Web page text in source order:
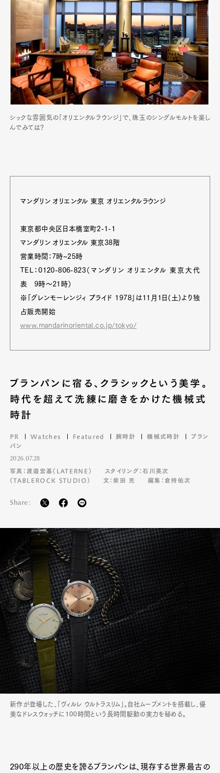
シックな雰囲気の「オリエンタルラウンジ」で、珠玉のシングルモルトを楽し
んでみては？
マンダリン オリエンタル 東京 オリエンタルラウンジ
東京都中央区日本橋室町2-1-1
マンダリン オリエンタル 東京38階
営業時間：7時~25時
TEL：0120-806-823（マンダリン オリエンタル 東京大代
表 9時～21時）
※「グレンモーレンジィ プライド 1978」は11月1日(土)より独
占販売開始
www.mandarinoriental.co.jp/tokyo/
ブランパンに宿る、クラシックという美学。
時代を超えて洗練に磨きをかけた機械式
時計
PR Watches Featured 腕時計 機械式時計
ブラン
パン
2026.07.28
写真：渡邉宏基（LATERNE）
スタイリング：石川英次
（TABLEROCK STUDIO）
文：柴田 充 編集：倉持佑次
Share:
新作が登場した、「ヴィルレ ウルトラスリム」。自社ムーブメントを搭載し、優
美なドレスウォッチに100時間という長時間駆動の実力を秘める。
290年以上の歴史を誇るブランパンは、現存する世界最古の